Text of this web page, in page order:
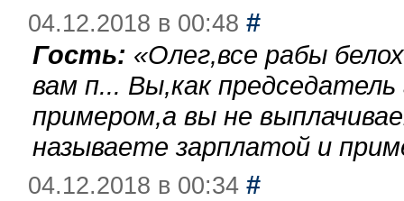
04.12.2018 в 00:48 #
Гость: «Олег,все рабы
вам п... Вы,как
примером,а вы не
называете зарплатой и
04.12.2018 в 00:34 #